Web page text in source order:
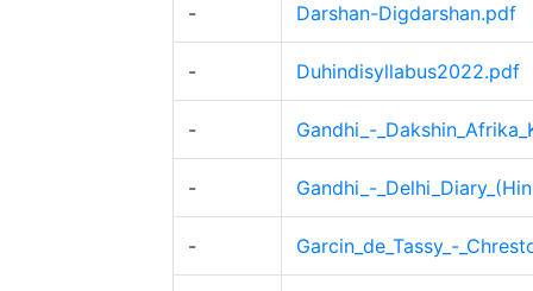
- Darshan-Digdarshan.pdf
- Duhindisyllabus2022.pdf
- Gandhi_-
- Gandhi_-
- Garcin_de_Tassy_-